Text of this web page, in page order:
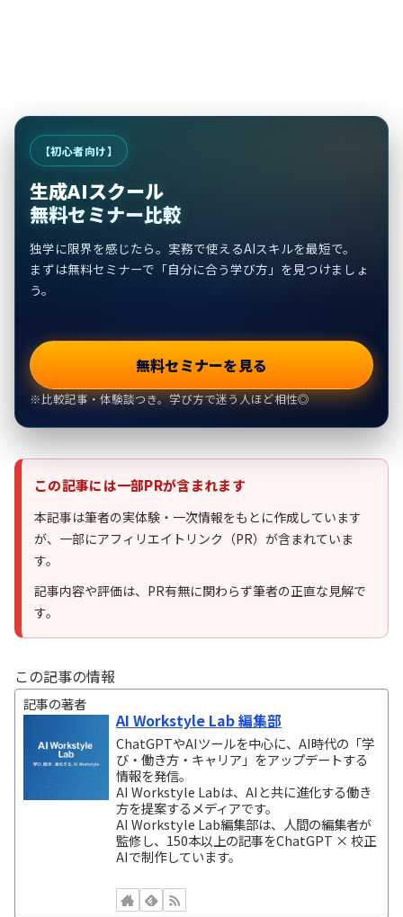
【初心者向け】
生成AIスクール
無料セミナー比較
独学に限界を感じたら。実務で使えるAIスキルを最短で。
まずは無料セミナーで「自分に合う学び方」を見つけましょ
う。
無料セミナーを見る
※比較記事・体験談つき。学び方で迷う人ほど相性◎
この記事には一部PRが含まれます
本記事は筆者の実体験・一次情報をもとに作成しています
が、一部にアフィリエイトリンク（PR）が含まれていま
す。
記事内容や評価は、PR有無に関わらず筆者の正直な見解で
す。
この記事の情報
記事の著者
AI Workstyle Lab 編集部
ChatGPTやAIツールを中心に、AI時代の「学
び・働き方・キャリア」をアップデートする
情報を発信。
AI Workstyle Labは、AIと共に進化する働き
方を提案するメディアです。
AI Workstyle Lab編集部は、人間の編集者が
監修し、150本以上の記事をChatGPT × 校正
AIで制作しています。